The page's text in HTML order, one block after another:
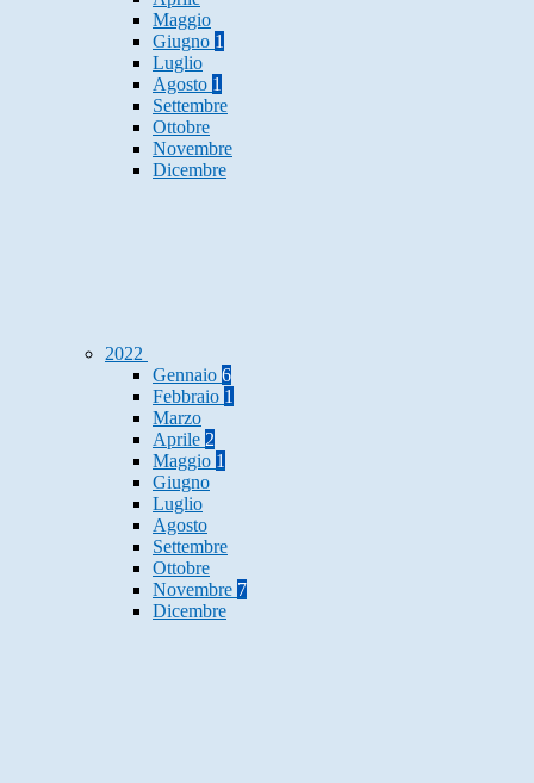
Maggio
Giugno 1
Luglio
Agosto 1
Settembre
Ottobre
Novembre
Dicembre
2022
Gennaio 6
Febbraio 1
Marzo
Aprile 2
Maggio 1
Giugno
Luglio
Agosto
Settembre
Ottobre
Novembre 7
Dicembre